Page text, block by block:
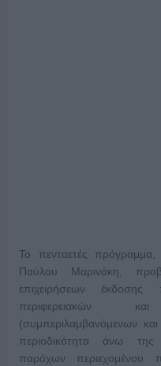
Το πενταετές
Παύλου Μαρινάκη,
επιχειρήσεων έκδοσης
περιφερειακών
(συμπεριλαμβανόμενων
περιοδικότητα άνω της
παρόχων περιεχομένου